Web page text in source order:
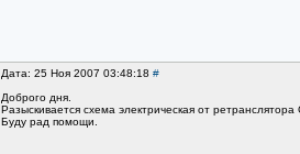
Дата: 25 Ноя 2007 03:48:18 #
Доброго дня.
Разыскивается схема электрическая от
Буду рад помощи.